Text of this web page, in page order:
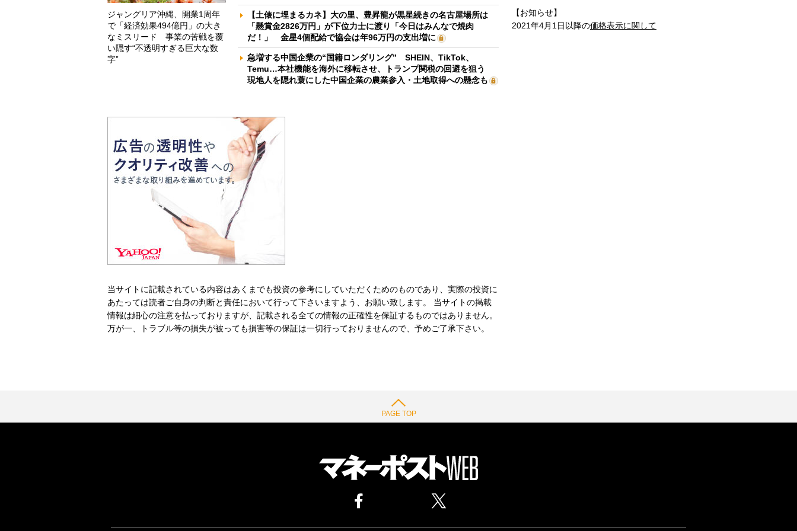
ジャングリア沖縄、開業1周年
で「経済効果494億円」の大き
なミスリード 事業の苦戦を覆
い隠す“不透明すぎる巨大な数
字”
【土俵に埋まるカネ】大の里、豊昇龍が黒星続きの名古屋場所は
「懸賞金2826万円」が下位力士に渡り「今日はみんなで焼肉
だ！」 金星4個配給で協会は年96万円の支出増に
急増する中国企業の“国籍ロンダリング” SHEIN、TikTok、
Temu…本社機能を海外に移転させ、トランプ関税の回避を狙う
現地人を隠れ蓑にした中国企業の農業参入・土地取得への懸念も
当サイトに記載されている内容はあくまでも投資の参考にしていただくためのものであり、実際の投資に
あたっては読者ご自身の判断と責任において行って下さいますよう、お願い致します。 当サイトの掲載
情報は細心の注意を払っておりますが、記載される全ての情報の正確性を保証するものではありません。
万が一、トラブル等の損失が被っても損害等の保証は一切行っておりませんので、予めご了承下さい。
【お知らせ】
2021年4月1日以降の価格表示に関して
PAGE TOP